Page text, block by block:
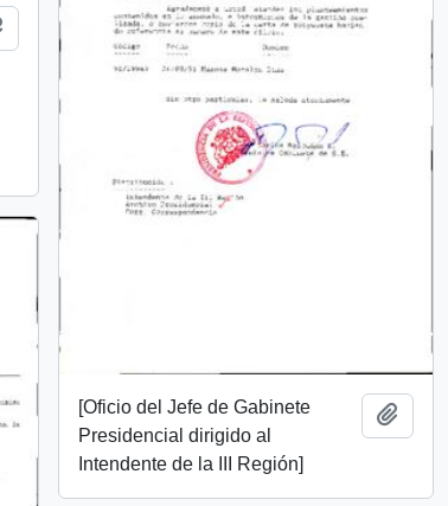
Añadir al portapapeles
[Oficio del Jefe de Gabinete
Presidencial dirigido al
Intendente de la III Región]